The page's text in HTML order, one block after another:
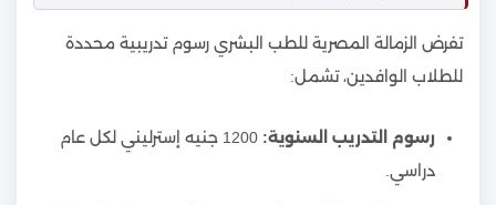
تفرض الزمالة المصرية للطب البشري رسوم تدريبية محددة
للطلاب الوافدين، تشمل:
رسوم التدريب السنوية:
1200 جنيه إسترليني لكل عام
دراسي.